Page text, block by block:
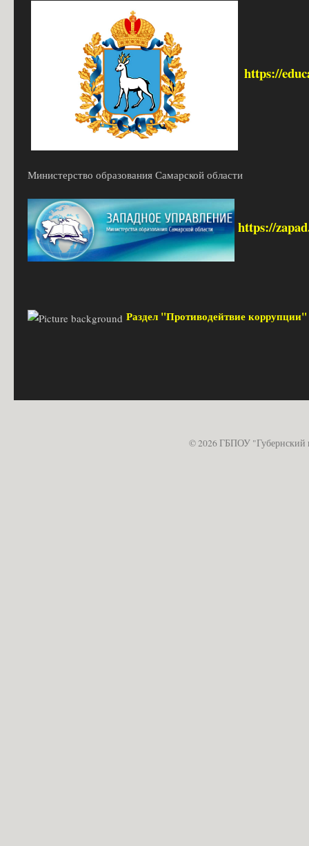
https://
Министерство образования Самарской области
https://
Раздел "Противодейтвие
© 2026 ГБПОУ "Губернский